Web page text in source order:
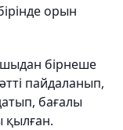
орын
бірнеше
пайдаланып,
бағалы